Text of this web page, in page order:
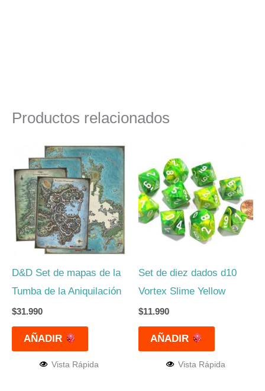
Productos relacionados
D&D Set de mapas de la
Tumba de la Aniquilación
$31.990
AÑADIR
Vista Rápida
Set de diez dados d10
Vortex Slime Yellow
$11.990
AÑADIR
Vista Rápida